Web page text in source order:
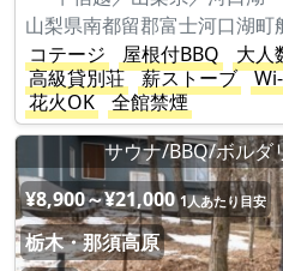
山梨県南都留郡富士河口湖町
コテージ
屋根付BBQ 大人
高級貸別荘
薪ストーブ
花火OK
全館禁煙
サウナ/BBQ/ボルダ
¥8,900～¥21,000 1人あたり目安
栃木・那須高原